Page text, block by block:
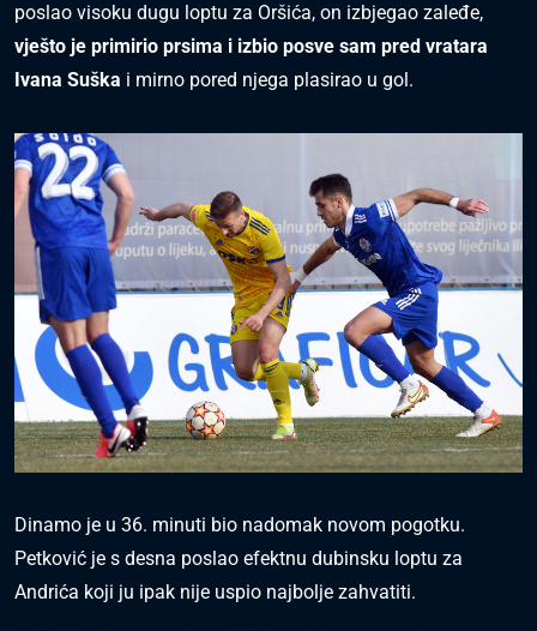
poslao visoku dugu loptu za Oršića, on izbjegao zaleđe,
vješto je primirio prsima i izbio posve sam pred vratara
Ivana Suška i mirno pored njega plasirao u gol.
Dinamo je u 36. minuti bio nadomak novom pogotku.
Petković je s desna poslao efektnu dubinsku loptu za
Andrića koji ju ipak nije uspio najbolje zahvatiti.